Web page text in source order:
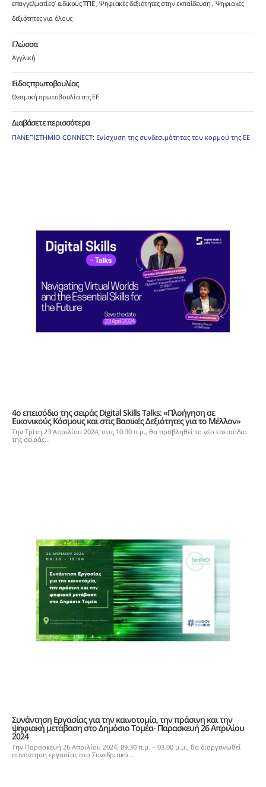
επαγγελματίες/ ειδικούς ΤΠΕ Ψηφιακές δεξιότητες στην εκπαίδευση Ψηφιακές
δεξιότητες για όλους
Γλώσσα
Αγγλική
Είδος πρωτοβουλίας
Θεσμική πρωτοβουλία της ΕΕ
Διαβάσετε περισσότερα
ΠΑΝΕΠΙΣΤΗΜΙΟ CONNECT: Ενίσχυση της συνδεσιμότητας του κορμού της ΕΕ
4ο επεισόδιο της σειράς Digital Skills Talks: «Πλοήγηση σε
Εικονικούς Κόσμους και στις Βασικές Δεξιότητες για το Μέλλον»
Την Τρίτη 23 Απριλίου 2024, στις 10:30 π.μ., θα προβληθεί το νέο επεισόδιο
της σειράς...
Συνάντηση Εργασίας για την καινοτομία, την πράσινη και την
ψηφιακή μετάβαση στο Δημόσιο Τομέα- Παρασκευή 26 Απριλίου
2024
Tην Παρασκευή 26 Απριλίου 2024, 09.30 π.μ. – 03.00 μ.μ., θα διοργανωθεί
συνάντηση εργασίας στο Συνεδριακό...